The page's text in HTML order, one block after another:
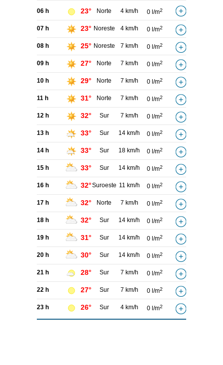
06 h 23° Norte 4 km/h 0 l/m2
07 h 23° Noreste 4 km/h 0 l/m2
08 h 25° Noreste 7 km/h 0 l/m2
09 h 27° Norte 7 km/h 0 l/m2
10 h 29° Norte 7 km/h 0 l/m2
11 h 31° Norte 7 km/h 0 l/m2
12 h 32° Sur 7 km/h 0 l/m2
13 h 33° Sur 14 km/h 0 l/m2
14 h 33° Sur 18 km/h 0 l/m2
15 h 33° Sur 14 km/h 0 l/m2
16 h 32°Suroeste 11 km/h 0 l/m2
17 h 32° Norte 7 km/h 0 l/m2
18 h 32° Sur 14 km/h 0 l/m2
19 h 31° Sur 14 km/h 0 l/m2
20 h 30° Sur 14 km/h 0 l/m2
21 h 28° Sur 7 km/h 0 l/m2
22 h 27° Sur 7 km/h 0 l/m2
23 h 26° Sur 4 km/h 0 l/m2